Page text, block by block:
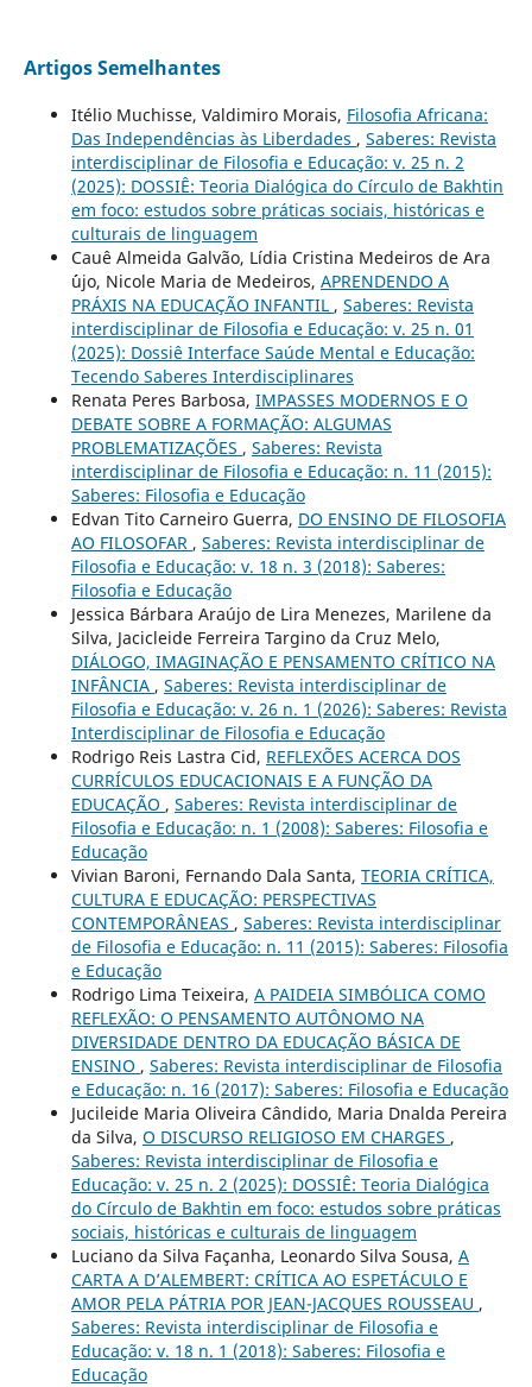
Artigos Semelhantes
Itélio Muchisse, Valdimiro Morais, Filosofia Africana:
Das Independências às Liberdades , Saberes: Revista
interdisciplinar de Filosofia e Educação: v. 25 n. 2
(2025): DOSSIÊ: Teoria Dialógica do Círculo de Bakhtin
em foco: estudos sobre práticas sociais, históricas e
culturais de linguagem
Cauê Almeida Galvão, Lídia Cristina Medeiros de Ara
´´ujo, Nicole Maria de Medeiros, APRENDENDO A
PRÁXIS NA EDUCAÇÃO INFANTIL , Saberes: Revista
interdisciplinar de Filosofia e Educação: v. 25 n. 01
(2025): Dossiê Interface Saúde Mental e Educação:
Tecendo Saberes Interdisciplinares
Renata Peres Barbosa, IMPASSES MODERNOS E O
DEBATE SOBRE A FORMAÇÃO: ALGUMAS
PROBLEMATIZAÇÕES , Saberes: Revista
interdisciplinar de Filosofia e Educação: n. 11 (2015):
Saberes: Filosofia e Educação
Edvan Tito Carneiro Guerra, DO ENSINO DE FILOSOFIA
AO FILOSOFAR , Saberes: Revista interdisciplinar de
Filosofia e Educação: v. 18 n. 3 (2018): Saberes:
Filosofia e Educação
Jessica Bárbara Araújo de Lira Menezes, Marilene da
Silva, Jacicleide Ferreira Targino da Cruz Melo,
DIÁLOGO, IMAGINAÇÃO E PENSAMENTO CRÍTICO NA
INFÂNCIA , Saberes: Revista interdisciplinar de
Filosofia e Educação: v. 26 n. 1 (2026): Saberes: Revista
Interdisciplinar de Filosofia e Educação
Rodrigo Reis Lastra Cid, REFLEXÕES ACERCA DOS
CURRÍCULOS EDUCACIONAIS E A FUNÇÃO DA
EDUCAÇÃO , Saberes: Revista interdisciplinar de
Filosofia e Educação: n. 1 (2008): Saberes: Filosofia e
Educação
Vivian Baroni, Fernando Dala Santa, TEORIA CRÍTICA,
CULTURA E EDUCAÇÃO: PERSPECTIVAS
CONTEMPORÂNEAS , Saberes: Revista interdisciplinar
de Filosofia e Educação: n. 11 (2015): Saberes: Filosofia
e Educação
Rodrigo Lima Teixeira, A PAIDEIA SIMBÓLICA COMO
REFLEXÃO: O PENSAMENTO AUTÔNOMO NA
DIVERSIDADE DENTRO DA EDUCAÇÃO BÁSICA DE
ENSINO , Saberes: Revista interdisciplinar de Filosofia
e Educação: n. 16 (2017): Saberes: Filosofia e Educação
Jucileide Maria Oliveira Cândido, Maria Dnalda Pereira
da Silva, O DISCURSO RELIGIOSO EM CHARGES ,
Saberes: Revista interdisciplinar de Filosofia e
Educação: v. 25 n. 2 (2025): DOSSIÊ: Teoria Dialógica
do Círculo de Bakhtin em foco: estudos sobre práticas
sociais, históricas e culturais de linguagem
Luciano da Silva Façanha, Leonardo Silva Sousa, A
CARTA A D’ALEMBERT: CRÍTICA AO ESPETÁCULO E
AMOR PELA PÁTRIA POR JEAN-JACQUES ROUSSEAU ,
Saberes: Revista interdisciplinar de Filosofia e
Educação: v. 18 n. 1 (2018): Saberes: Filosofia e
Educação